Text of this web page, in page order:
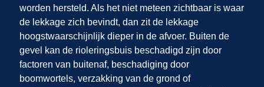
worden hersteld. Als het niet meteen zichtbaar is waar
de lekkage zich bevindt, dan zit de lekkage
hoogstwaarschijnlijk dieper in de afvoer. Buiten de
gevel kan de rioleringsbuis beschadigd zijn door
factoren van buitenaf, beschadiging door
boomwortels, verzakking van de grond of